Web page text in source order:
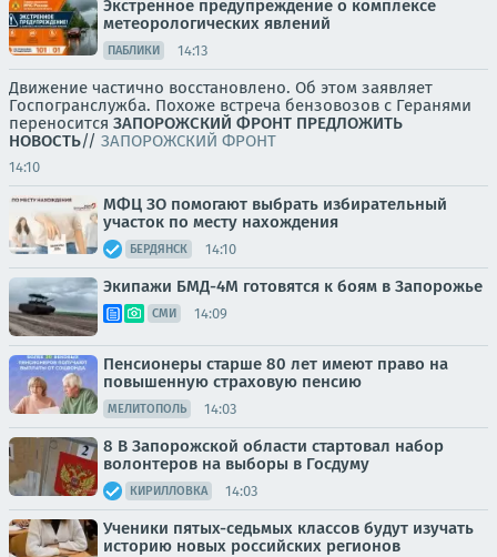
Экстренное предупреждение о комплексе
метеорологических явлений
ПАБЛИКИ 14:13
Движение частично восстановлено. Об этом заявляет
Госпогранслужба. Похоже встреча бензовозов с Геранями
переносится ЗАПОРОЖСКИЙ ФРОНТ ПРЕДЛОЖИТЬ
НОВОСТЬ// ЗАПОРОЖСКИЙ ФРОНТ
14:10
МФЦ ЗО помогают выбрать избирательный
участок по месту нахождения
БЕРДЯНСК 14:10
Экипажи БМД-4М готовятся к боям в Запорожье
СМИ 14:09
Пенсионеры старше 80 лет имеют право на
повышенную страховую пенсию
МЕЛИТОПОЛЬ 14:03
8 В Запорожской области стартовал набор
волонтеров на выборы в Госдуму
КИРИЛЛОВКА 14:03
Ученики пятых-седьмых классов будут изучать
историю новых российских регионов